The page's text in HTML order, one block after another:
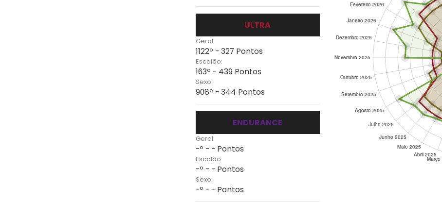
ULTRA
Geral:
1122º - 327 Pontos
Escalão:
163º - 439 Pontos
Sexo:
908º - 344 Pontos
ENDURANCE
Geral:
-º - - Pontos
Escalão:
-º - - Pontos
Sexo:
-º - - Pontos